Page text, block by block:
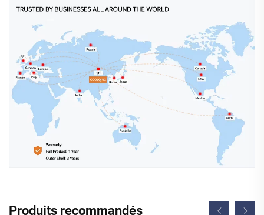
Produits recommandés